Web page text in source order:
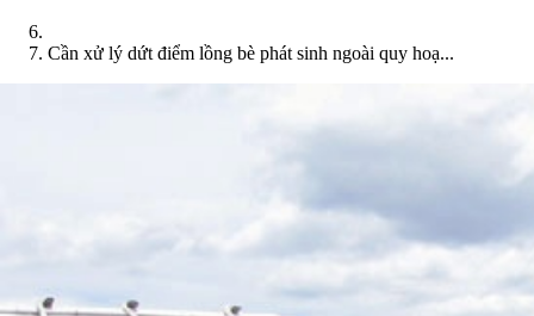
Cần xử lý dứt điểm lồng bè phát sinh ngoài quy hoạ...